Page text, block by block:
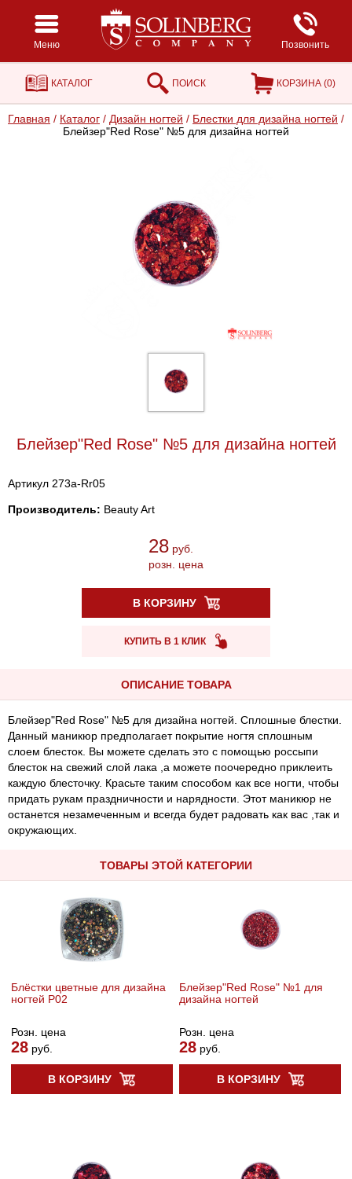
Меню Позвонить
КАТАЛОГ ПОИСК КОРЗИНА (0)
Главная / Каталог / Дизайн ногтей / Блестки для дизайна ногтей /
Блейзер"Red Rose" №5 для дизайна ногтей
Блейзер"Red Rose" №5 для дизайна ногтей
Артикул 273a-Rr05
Производитель: Beauty Art
28 руб.
розн. цена
В КОРЗИНУ
КУПИТЬ В 1 КЛИК
ОПИСАНИЕ ТОВАРА
Блейзер"Red Rose" №5 для дизайна ногтей. Сплошные блестки.
Данный маникюр предполагает покрытие ногтя сплошным
слоем блесток. Вы можете сделать это с помощью россыпи
блесток на свежий слой лака ,а можете поочередно приклеить
каждую блесточку. Красьте таким способом как все ногти, чтобы
придать рукам праздничности и нарядности. Этот маникюр не
останется незамеченным и всегда будет радовать как вас ,так и
окружающих.
ТОВАРЫ ЭТОЙ КАТЕГОРИИ
Блёстки цветные для дизайна
ногтей P02
Розн. цена
28руб.
В КОРЗИНУ
Блейзер"Red Rose" №1 для
дизайна ногтей
Розн. цена
28 руб.
В КОРЗИНУ